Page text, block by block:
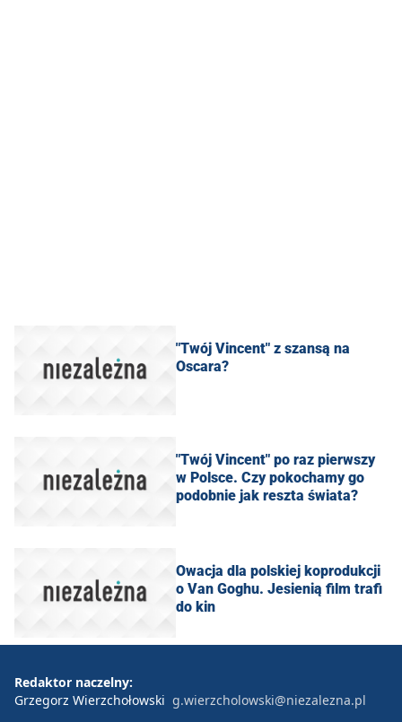
"Twój Vincent" z szansą na
Oscara?
"Twój Vincent" po raz pierwszy
w Polsce. Czy pokochamy go
podobnie jak reszta świata?
Owacja dla polskiej koprodukcji
o Van Goghu. Jesienią film trafi
do kin
Redaktor naczelny:
Grzegorz Wierzchołowski g.wierzcholowski@niezalezna.pl